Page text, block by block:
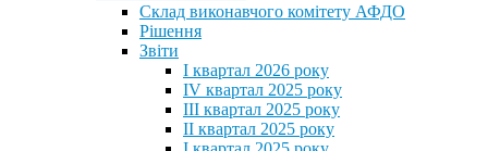
Склад виконавчого комітету АФДО
Рішення
Звіти
I квартал 2026 року
IV квартал 2025 року
III квартал 2025 року
II квартал 2025 року